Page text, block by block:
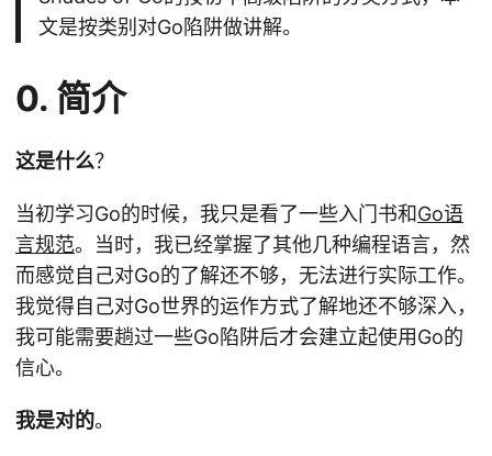
文是按类别对Go陷阱做讲解。
0. 简介
这是什么？
当初学习Go的时候，我只是看了一些入门书和Go语
言规范。当时，我已经掌握了其他几种编程语言，然
而感觉自己对Go的了解还不够，无法进行实际工作。
我觉得自己对Go世界的运作方式了解地还不够深入，
我可能需要趟过一些Go陷阱后才会建立起使用Go的
信心。
我是对的。